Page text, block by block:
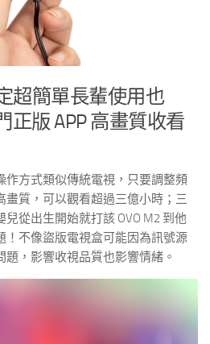
超簡單長輩使用也
正版 APP 高畫質收看
作方式類似傳統電視，只要調整頻
畫質，可以觀看超過三億小時；三
從出生開始就打該 OVO M2 到他
！不像盜版電視盒可能因為訊號源
，影響收視品質也影響情緒。